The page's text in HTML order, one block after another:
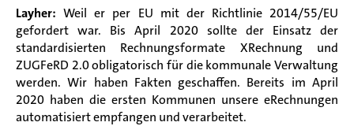
Layher: Weil er per EU mit der Richtlinie 2014/55/EU
gefordert war. Bis April 2020 sollte der Einsatz der
standardisierten Rechnungsformate XRechnung und
ZUGFeRD 2.0 obligatorisch für die kommunale Verwaltung
werden. Wir haben Fakten geschaffen. Bereits im April
2020 haben die ersten Kommunen unsere eRechnungen
automatisiert empfangen und verarbeitet.